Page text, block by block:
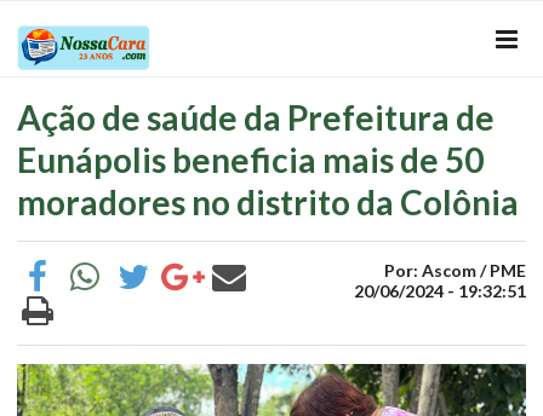
Ação de saúde da Prefeitura de
Eunápolis beneficia mais de 50
moradores no distrito da Colônia
Por: Ascom / PME
20/06/2024 - 19:32:51